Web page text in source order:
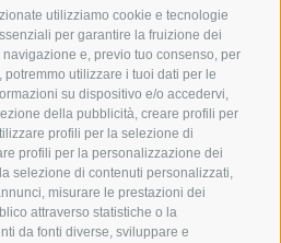
utilizziamo cookie e tecnologie
per garantire la fruizione dei
e, previo tuo consenso, per
utilizzare i tuoi dati per le
su dispositivo e/o accedervi,
della pubblicità, creare profili per
profili per la selezione di
profili per la personalizzazione dei
selezione di contenuti personalizzati,
misurare le prestazioni dei
attraverso statistiche o la
da fonti diverse, sviluppare e
DI RESO
POLICY
POLICY
POLICY
SICURI